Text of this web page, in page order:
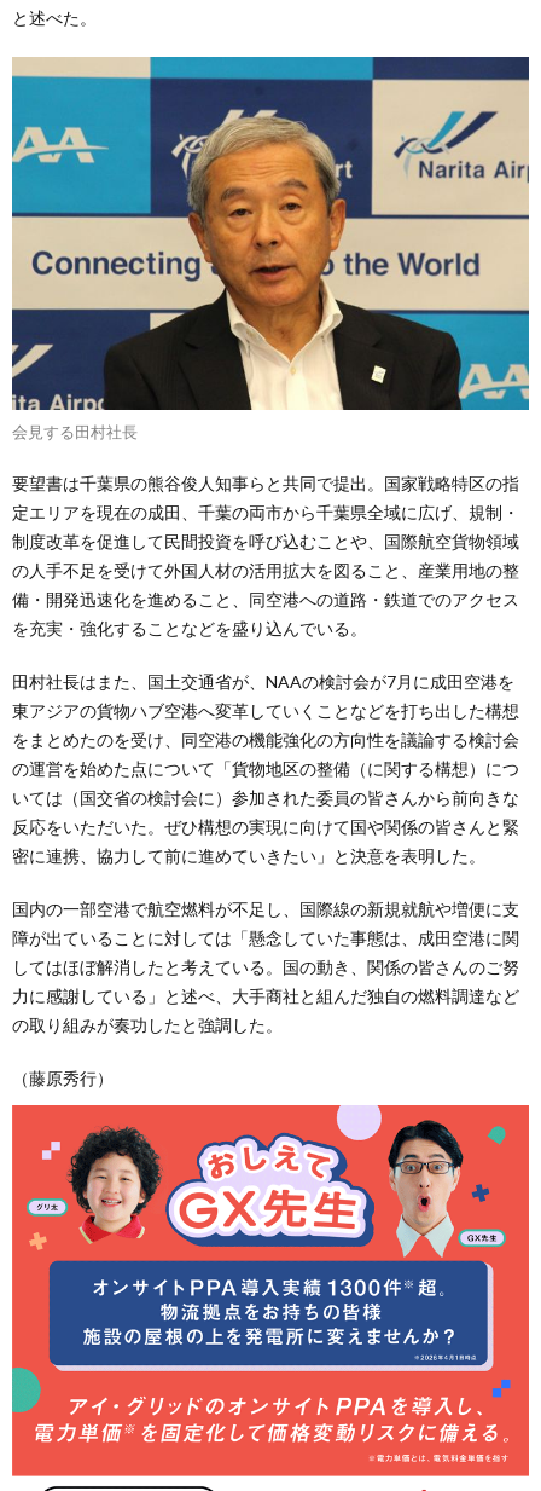
と述べた。
会見する田村社長
要望書は千葉県の熊谷俊人知事らと共同で提出。国家戦略特区の指
定エリアを現在の成田、千葉の両市から千葉県全域に広げ、規制・
制度改革を促進して民間投資を呼び込むことや、国際航空貨物領域
の人手不足を受けて外国人材の活用拡大を図ること、産業用地の整
備・開発迅速化を進めること、同空港への道路・鉄道でのアクセス
を充実・強化することなどを盛り込んでいる。
田村社長はまた、国土交通省が、NAAの検討会が7月に成田空港を
東アジアの貨物ハブ空港へ変革していくことなどを打ち出した構想
をまとめたのを受け、同空港の機能強化の方向性を議論する検討会
の運営を始めた点について「貨物地区の整備（に関する構想）につ
いては（国交省の検討会に）参加された委員の皆さんから前向きな
反応をいただいた。ぜひ構想の実現に向けて国や関係の皆さんと緊
密に連携、協力して前に進めていきたい」と決意を表明した。
国内の一部空港で航空燃料が不足し、国際線の新規就航や増便に支
障が出ていることに対しては「懸念していた事態は、成田空港に関
してはほぼ解消したと考えている。国の動き、関係の皆さんのご努
力に感謝している」と述べ、大手商社と組んだ独自の燃料調達など
の取り組みが奏功したと強調した。
（藤原秀行）